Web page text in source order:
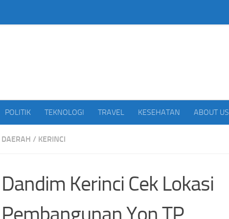
POLITIK TEKNOLOGI TRAVEL KESEHATAN ABOUT US
DAERAH / KERINCI
Dandim Kerinci Cek Lokasi
Pembangunan Yon TP